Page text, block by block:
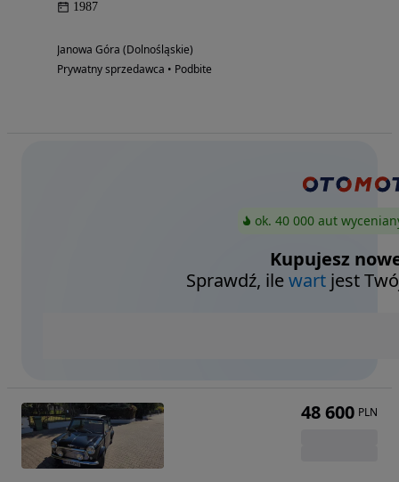
1987
Janowa Góra (Dolnośląskie)
Prywatny sprzedawca • Podbite
ok. 40 000 aut
Kupujesz
Sprawdź, ilewart jest
48 600 PLN